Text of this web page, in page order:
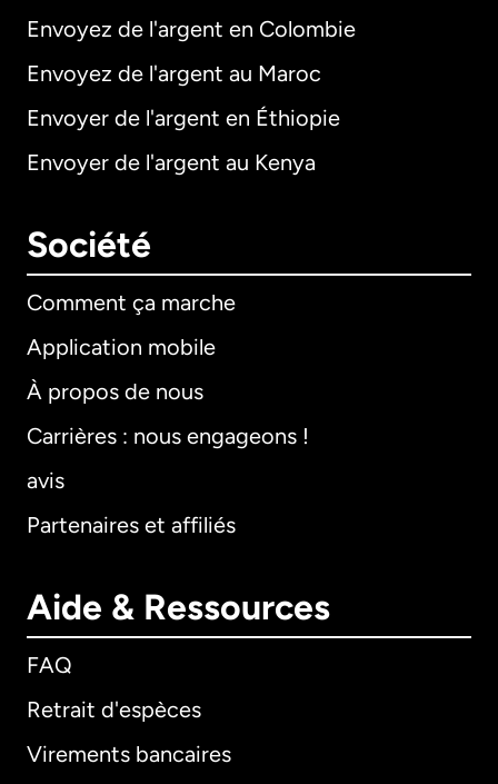
Envoyez de l'argent en Colombie
Envoyez de l'argent au Maroc
Envoyer de l'argent en Éthiopie
Envoyer de l'argent au Kenya
Société
Comment ça marche
Application mobile
À propos de nous
Carrières : nous engageons !
avis
Partenaires et affiliés
Aide & Ressources
FAQ
Retrait d'espèces
Virements bancaires